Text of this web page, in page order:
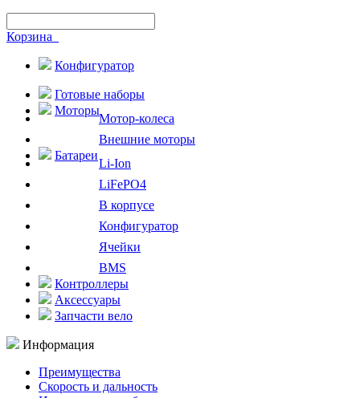
Корзина
Конфигуратор
Готовые наборы
Моторы
Мотор-колеса
Внешние моторы
Батареи
Li-Ion
LiFePO4
В корпусе
Конфигуратор
Ячейки
BMS
Контроллеры
Аксессуары
Запчасти вело
Информация
Преимущества
Скорость и дальность